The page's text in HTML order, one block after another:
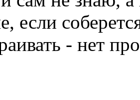
если
- нет